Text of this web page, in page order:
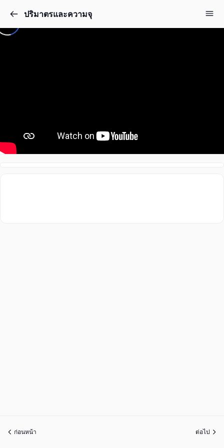
ปริมาตรและความจุ
ก่อนหน้า ต่อไป